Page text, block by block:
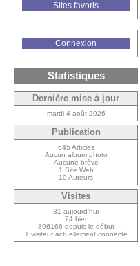
Sites favoris
Connexion
Statistiques
Dernière mise à jour
mardi 4 août 2026
Publication
645 Articles
Aucun album photo
Aucune brève
1 Site Web
10 Auteurs
Visites
31 aujourd’hui
74 hier
306168 depuis le début
1 visiteur actuellement connecté